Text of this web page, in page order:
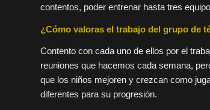
contentos, poder entrenar hasta tres
¿Cómo valoras el trabajo del grupo de
Contento con cada uno de ellos por el
reuniones que hacemos cada semana,
que los niños mejoren y crezcan como
diferentes para su progresión.